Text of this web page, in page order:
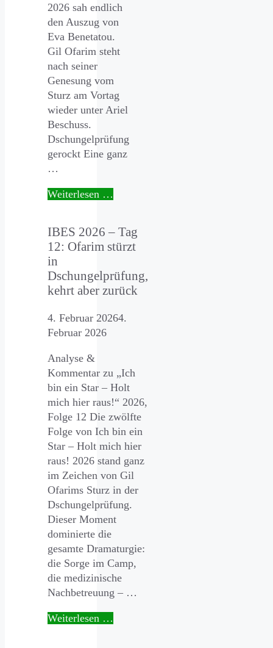
2026 sah endlich
den Auszug von
Eva Benetatou.
Gil Ofarim steht
nach seiner
Genesung vom
Sturz am Vortag
wieder unter Ariel
Beschuss.
Dschungelprüfung
gerockt Eine ganz
…
Weiterlesen …
IBES 2026 – Tag
12: Ofarim stürzt
in
Dschungelprüfung,
kehrt aber zurück
4. Februar 20264.
Februar 2026
Analyse &
Kommentar zu „Ich
bin ein Star – Holt
mich hier raus!“ 2026,
Folge 12 Die zwölfte
Folge von Ich bin ein
Star – Holt mich hier
raus! 2026 stand ganz
im Zeichen von Gil
Ofarims Sturz in der
Dschungelprüfung.
Dieser Moment
dominierte die
gesamte Dramaturgie:
die Sorge im Camp,
die medizinische
Nachbetreuung – …
Weiterlesen …